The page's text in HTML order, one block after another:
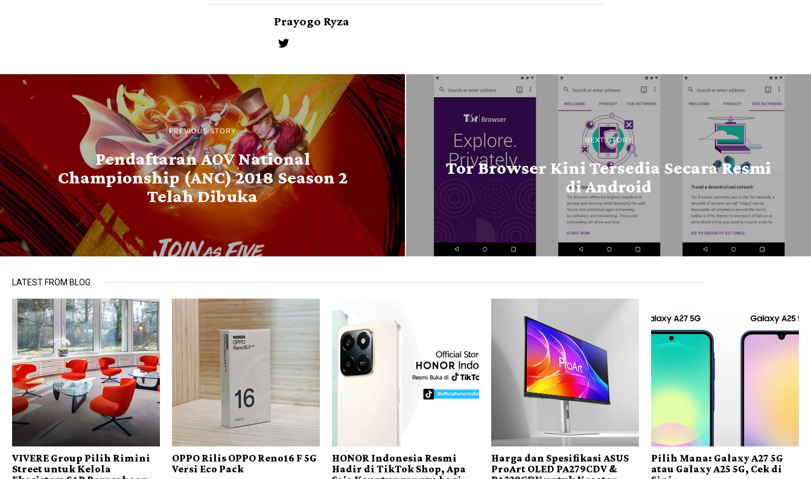
Prayogo Ryza
PREVIOUS STORY
Pendaftaran AOV National
Championship (ANC) 2018 Season 2
Telah Dibuka
NEXT STORY
Tor Browser Kini Tersedia Secara Resmi
di Android
LATEST FROM BLOG
VIVERE Group Pilih Rimini
Street untuk Kelola
OPPO Rilis OPPO Reno16 F 5G
Versi Eco Pack
HONOR Indonesia Resmi
Hadir di TikTok Shop, Apa
Harga dan Spesifikasi ASUS
ProArt OLED PA279CDV &
Pilih Mana: Galaxy A27 5G
atau Galaxy A25 5G, Cek di